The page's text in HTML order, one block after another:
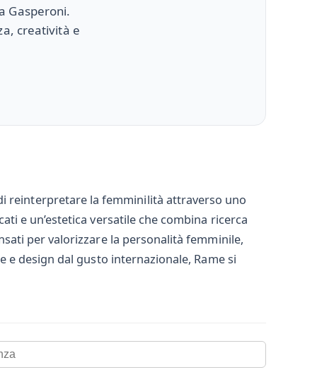
Gasperoni.
creatività e
reinterpretare la femminilità attraverso uno
e un’estetica versatile che combina ricerca
per valorizzare la personalità femminile,
design dal gusto internazionale, Rame si